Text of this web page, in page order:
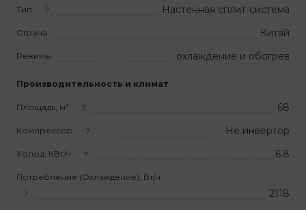
Тип ? Настенная сплит-система
Страна Китай
Режимы охлаждение и обогрев
Производительность и климат
Площадь, м² ? 68
Компрессор ? Не инвертор
Холод, КВт/ч ? 6.8
Потребление (Охлаждение), Вт/ч
?
2118